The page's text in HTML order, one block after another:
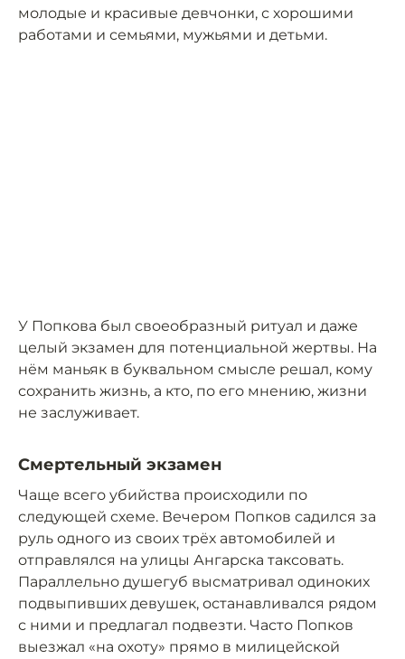
молодые и красивые девчонки, с хорошими
работами и семьями, мужьями и детьми.
У Попкова был своеобразный ритуал и даже
целый экзамен для потенциальной жертвы. На
нём маньяк в буквальном смысле решал, кому
сохранить жизнь, а кто, по его мнению, жизни
не заслуживает.
Смертельный экзамен
Чаще всего убийства происходили по
следующей схеме. Вечером Попков садился за
руль одного из своих трёх автомобилей и
отправлялся на улицы Ангарска таксовать.
Параллельно душегуб высматривал одиноких
подвыпивших девушек, останавливался рядом
с ними и предлагал подвезти. Часто Попков
выезжал «на охоту» прямо в милицейской